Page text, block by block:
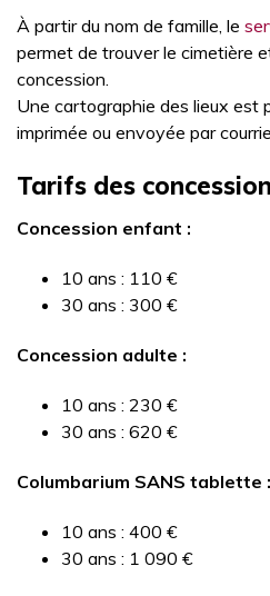
À partir du nom de famille, le
permet de trouver le cimetière
concession.
Une cartographie des lieux est
imprimée ou envoyée par
Tarifs des
Concession enfant :
10 ans : 110 €
30 ans : 300 €
Concession adulte :
10 ans : 230 €
30 ans : 620 €
Columbarium SANS tablette :
10 ans : 400 €
30 ans : 1 090 €